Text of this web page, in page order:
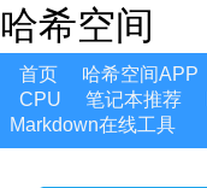
哈希空间
首页 哈希空间APP
CPU
笔记本推荐
Markdown在线工具